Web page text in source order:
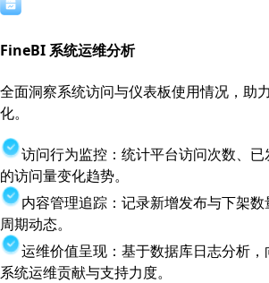
FineBI 系统运维分析
全面洞察系统访问与仪表板使用情况，助
化。
访问行为监控：统计平台访问次数、
的访问量变化趋势。
内容管理追踪：记录新增发布与下架
周期动态。
运维价值呈现：基于数据库日志分析
系统运维贡献与支持力度。